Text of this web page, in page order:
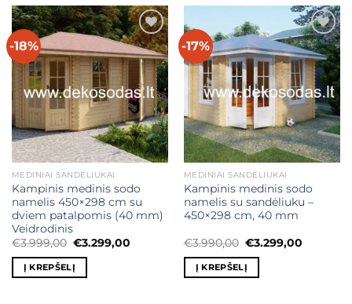
-18% Mėgstamiausias
MEDINIAI SANDĖLIUKAI
Kampinis medinis sodo
namelis 450×298 cm su
dviem patalpomis (40 mm)
Veidrodinis
€3.999,00 Original
was:
€3.999,00.
€3.299,00Current
Į KREPŠELĮ
-17% Mėgstamiausias
MEDINIAI SANDĖLIUKAI
Kampinis medinis sodo
namelis su sandėliuku –
450×298 cm, 40 mm
€3.990,00 Original
was:
€3.990,00.
€3.299,00Current
Į KREPŠELĮ